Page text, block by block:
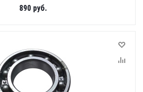
890руб.